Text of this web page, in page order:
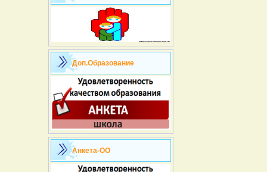
Доп.Образование
Анкета-ОО